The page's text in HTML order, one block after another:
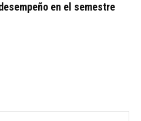
en el semestre